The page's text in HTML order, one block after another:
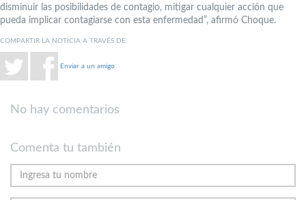
disminuir las posibilidades de contagio, mitigar cualquier acción que
pueda implicar contagiarse con esta enfermedad”, afirmó Choque.
COMPARTIR LA NOTICIA A TRAVÉS DE:
Enviar a un amigo
No hay comentarios
Comenta tu también